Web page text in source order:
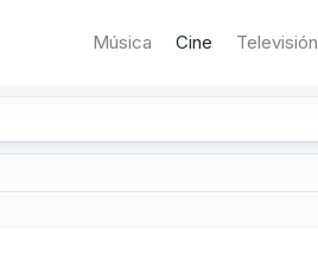
Música Cine Televisión